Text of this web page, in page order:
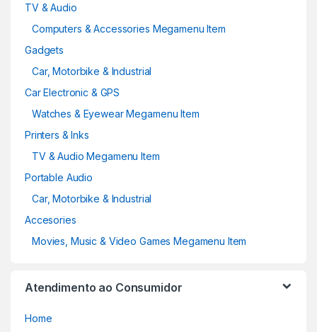
TV & Audio
Computers & Accessories Megamenu Item
Gadgets
Car, Motorbike & Industrial
Car Electronic & GPS
Watches & Eyewear Megamenu Item
Printers & Inks
TV & Audio Megamenu Item
Portable Audio
Car, Motorbike & Industrial
Accesories
Movies, Music & Video Games Megamenu Item
Atendimento ao Consumidor
Home